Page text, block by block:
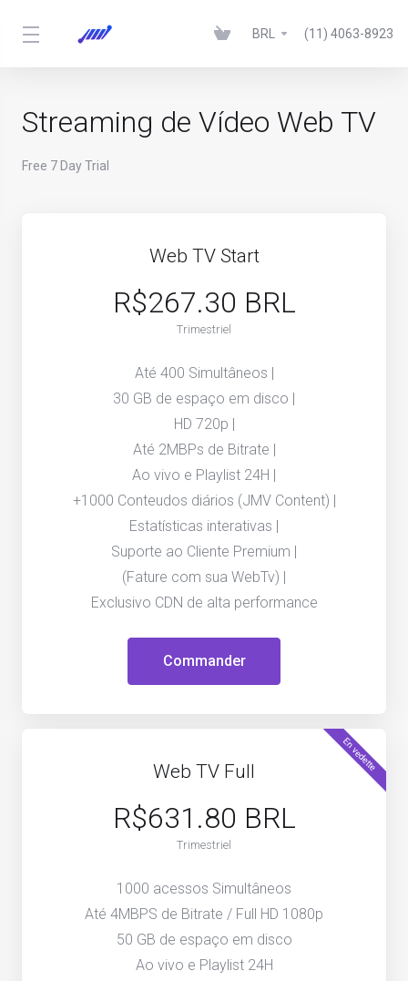
BRL (11) 4063-8923
Streaming de Vídeo Web TV
Free 7 Day Trial
Web TV Start
R$267.30 BRL
Trimestriel
Até 400 Simultâneos |
30 GB de espaço em disco |
HD 720p |
Até 2MBPs de Bitrate |
Ao vivo e Playlist 24H |
+1000 Conteudos diários (JMV Content) |
Estatísticas interativas |
Suporte ao Cliente Premium |
(Fature com sua WebTv) |
Exclusivo CDN de alta performance
Commander
En vedette
Web TV Full
R$631.80 BRL
Trimestriel
1000 acessos Simultâneos
Até 4MBPS de Bitrate / Full HD 1080p
50 GB de espaço em disco
Ao vivo e Playlist 24H